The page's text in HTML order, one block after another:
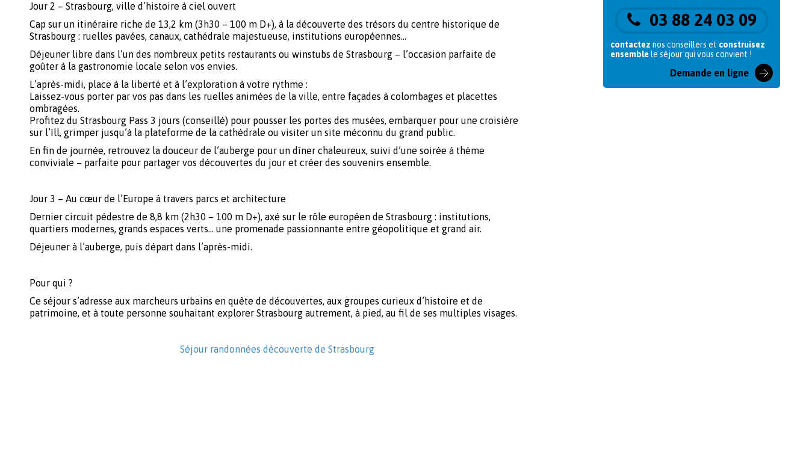
Jour 2 – Strasbourg, ville d’histoire à ciel ouvert
Cap sur un itinéraire riche de 13,2 km (3h30 – 100 m D+), à la découverte des trésors du centre historique de
Strasbourg : ruelles pavées, canaux, cathédrale majestueuse, institutions européennes…
Déjeuner libre dans l’un des nombreux petits restaurants ou winstubs de Strasbourg – l’occasion parfaite de
goûter à la gastronomie locale selon vos envies.
L’après-midi, place à la liberté et à l’exploration à votre rythme :
Laissez-vous porter par vos pas dans les ruelles animées de la ville, entre façades à colombages et placettes
ombragées.
Profitez du Strasbourg Pass 3 jours (conseillé) pour pousser les portes des musées, embarquer pour une croisière
sur l’Ill, grimper jusqu’à la plateforme de la cathédrale ou visiter un site méconnu du grand public.
En fin de journée, retrouvez la douceur de l’auberge pour un dîner chaleureux, suivi d’une soirée à thème
conviviale – parfaite pour partager vos découvertes du jour et créer des souvenirs ensemble.
Jour 3 – Au cœur de l’Europe à travers parcs et architecture
Dernier circuit pédestre de 8,8 km (2h30 – 100 m D+), axé sur le rôle européen de Strasbourg : institutions,
quartiers modernes, grands espaces verts… une promenade passionnante entre géopolitique et grand air.
Déjeuner à l’auberge, puis départ dans l’après-midi.
Pour qui ?
Ce séjour s’adresse aux marcheurs urbains en quête de découvertes, aux groupes curieux d’histoire et de
patrimoine, et à toute personne souhaitant explorer Strasbourg autrement, à pied, au fil de ses multiples visages.
Séjour randonnées découverte de Strasbourg
03 88 24 03 09
contactez nos conseillers et construisez
ensemble le séjour qui vous convient !
Demande en ligne